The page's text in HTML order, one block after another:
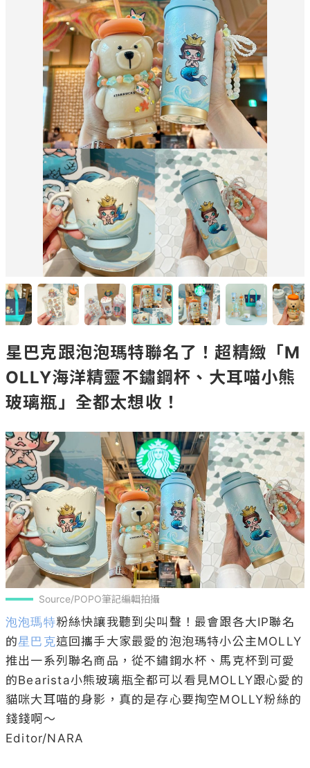
星巴克跟泡泡瑪特聯名了！超精緻「M
OLLY海洋精靈不鏽鋼杯、大耳喵小熊
玻璃瓶」全都太想收！
Source/POPO筆記編輯拍攝
泡泡瑪特粉絲快讓我聽到尖叫聲！最會跟各大IP聯名
的星巴克這回攜手大家最愛的泡泡瑪特小公主MOLLY
推出一系列聯名商品，從不鏽鋼水杯、馬克杯到可愛
的Bearista小熊玻璃瓶全都可以看見MOLLY跟心愛的
貓咪大耳喵的身影，真的是存心要掏空MOLLY粉絲的
錢錢啊～
Editor/NARA